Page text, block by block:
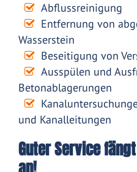
Abflussreinigung
Entfernung von
Wasserstein
Beseitigung von
Ausspülen und
Betonablagerungen
und Kanalleitungen
Guter Service